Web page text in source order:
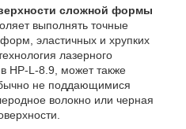
сложной формы
выполнять точные
эластичных и хрупких
лазерного
HP-L-8.9, может также
не поддающимися
волокно или черная